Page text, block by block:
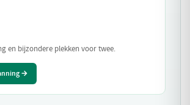
en bijzondere plekken voor twee.
→